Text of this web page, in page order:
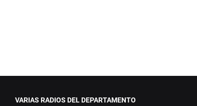
VARIAS RADIOS DEL DEPARTAMENTO